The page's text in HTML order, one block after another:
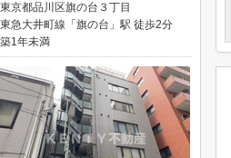
東京都品川区旗の台３丁目
東急大井町線「旗の台」駅 徒歩2分
築1年未満